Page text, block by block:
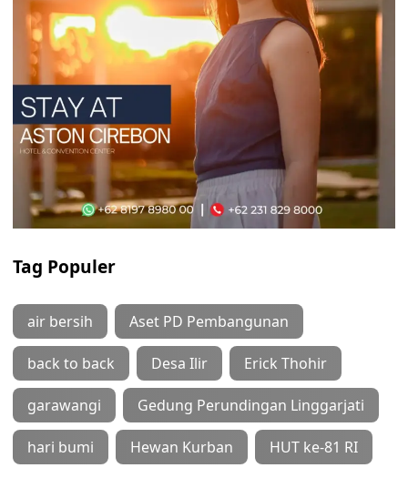
Tag Populer
air bersih Aset PD Pembangunan
back to back Desa Ilir Erick Thohir
garawangi Gedung Perundingan Linggarjati
hari bumi Hewan Kurban HUT ke-81 RI